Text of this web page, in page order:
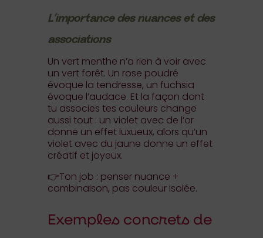
L’importance des nuances et des
associations
Un vert menthe n’a rien à voir avec
un vert forêt. Un rose poudré
évoque la tendresse, un fuchsia
évoque l’audace. Et la façon dont
tu associes tes couleurs change
aussi tout : un violet avec de l’or
donne un effet luxueux, alors qu’un
violet avec du jaune donne un effet
créatif et joyeux.
👉Ton job : penser nuance +
combinaison, pas couleur isolée.
Exemples concrets de